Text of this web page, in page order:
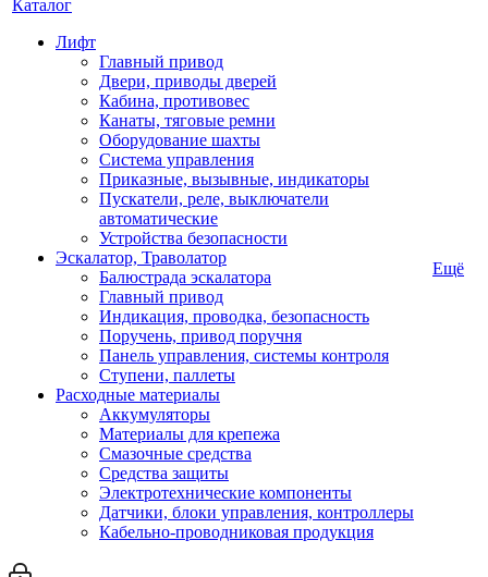
Каталог
Лифт
Главный привод
Двери, приводы дверей
Кабина, противовес
Канаты, тяговые ремни
Оборудование шахты
Система управления
Приказные, вызывные, индикаторы
Пускатели, реле, выключатели
автоматические
Устройства безопасности
Эскалатор, Траволатор
Балюстрада эскалатора
Главный привод
Индикация, проводка, безопасность
Поручень, привод поручня
Панель управления, системы контроля
Ступени, паллеты
Расходные материалы
Аккумуляторы
Материалы для крепежа
Смазочные средства
Средства защиты
Электротехнические компоненты
Датчики, блоки управления, контроллеры
Кабельно-проводниковая продукция
Ещё